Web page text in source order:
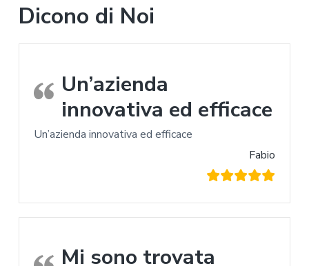
Dicono di Noi
Un’azienda
innovativa ed efficace
Un’azienda innovativa ed efficace
Fabio
Mi sono trovata